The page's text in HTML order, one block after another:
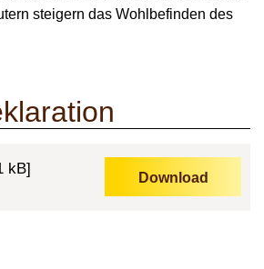
steigern das Wohlbefinden des
kB]
Download